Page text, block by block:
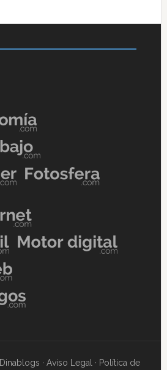
Dinablogs ·Aviso Legal · Política de